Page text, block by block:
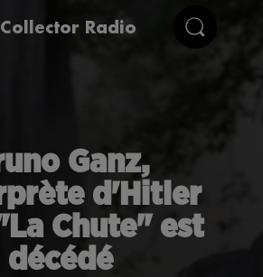
Collector Radio
Ganz,
d'Hitler
Chute" est
décédé